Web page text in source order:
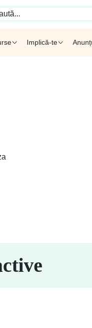
Implică-te